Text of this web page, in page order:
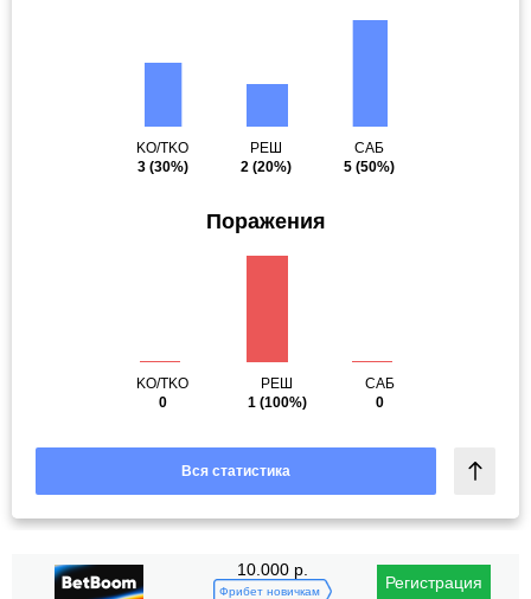
KO/TKO
3(30%)
РЕШ
2 (20%)
САБ
5 (50%)
Поражения
KO/TKO
0
РЕШ
1(100%)
САБ
0
Вся статистика
10.000 р.
Фрибет новичкам Регистрация